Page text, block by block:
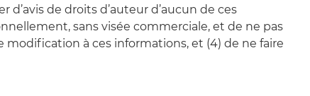
de droits d’auteur d’aucun de ces
sans visée commerciale, et de ne pas
modification à ces informations, et (4) de ne faire